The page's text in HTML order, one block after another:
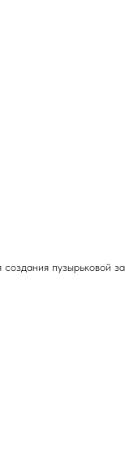
пузырьковой